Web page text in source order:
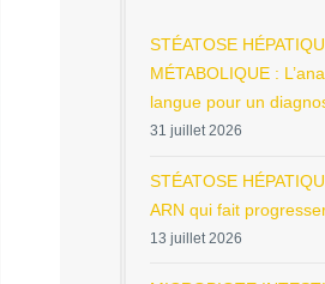
STÉATOSE
MÉTABOLIQUE :
langue pour un
31 juillet 2026
STÉATOSE
ARN qui fait
13 juillet 2026